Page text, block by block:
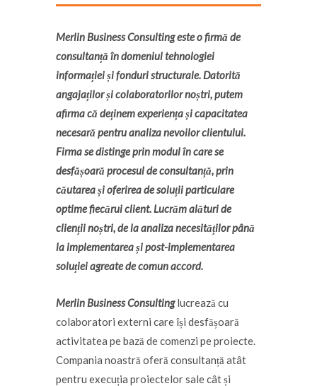
Merlin Business Consulting este o firmă de
consultanță în domeniul tehnologiei
informației și fonduri structurale. Datorită
angajaților și colaboratorilor noștri, putem
afirma că deținem experiența și capacitatea
necesară pentru analiza nevoilor clientului.
Firma se distinge prin modul în care se
desfășoară procesul de consultanță, prin
căutarea și oferirea de soluții particulare
optime fiecărui client. Lucrăm alături de
clienții noștri, de la analiza necesităților până
la implementarea și post-implementarea
soluției agreate de comun accord.
Merlin Business Consultinglucrează cu
colaboratori externi care își desfășoară
activitatea pe bază de comenzi pe proiecte.
Compania noastră oferă consultanță atât
pentru execuția proiectelor sale cât și